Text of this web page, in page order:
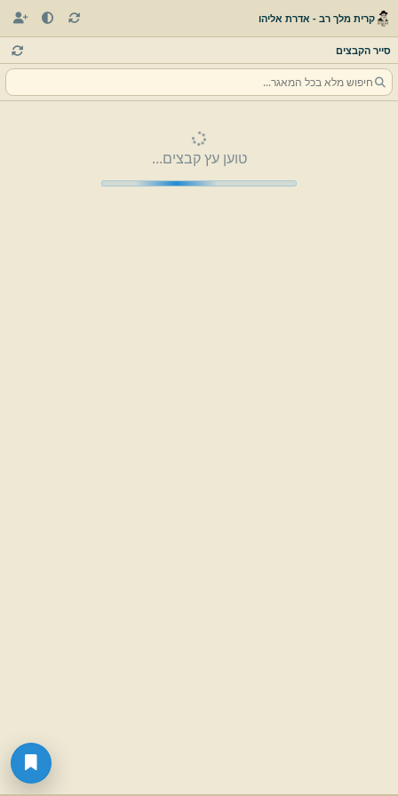
קרית מלך רב - אדרת אליהו
סייר הקבצים
טוען עץ קבצים...